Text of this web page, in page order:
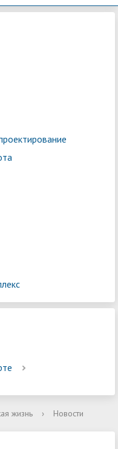
жизнь › Новости